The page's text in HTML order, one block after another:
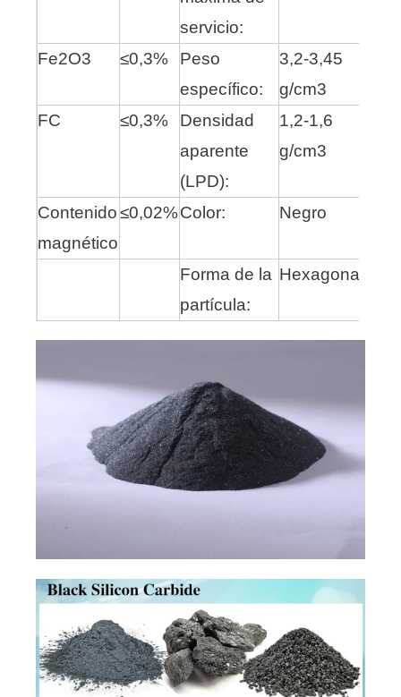
servicio:
Fe2O3
≤0,3%
Peso
específico:
3,2-3,45
g/cm3
FC
≤0,3%
Densidad
aparente
(LPD):
1,2-1,6
g/cm3
Contenido
magnético
≤0,02%Color: Negro
Forma de la
partícula:
Hexagonal